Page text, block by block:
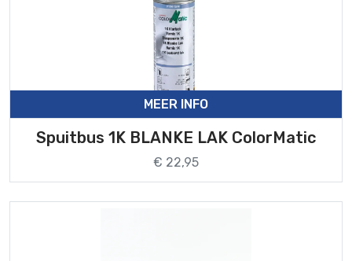
MEER INFO
Spuitbus 1K BLANKE LAK ColorMatic
€ 22,95